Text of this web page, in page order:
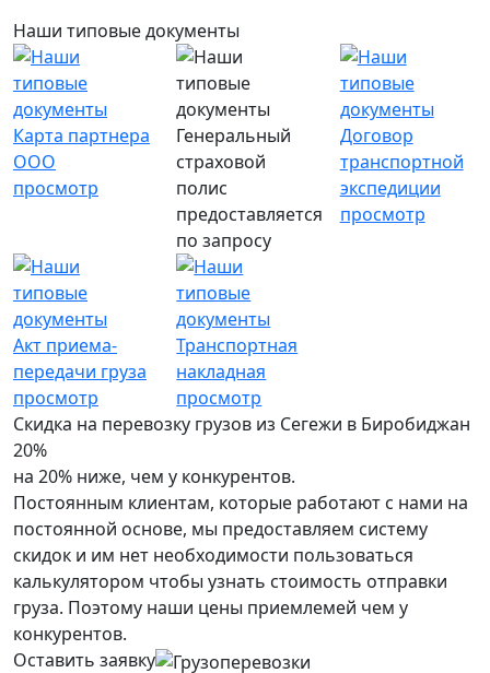
Наши типовые документы
Карта партнера
ООО
просмотр
Генеральный
страховой
полис
предоставляется
по запросу
Договор
транспортной
экспедиции
просмотр
Акт приема-
передачи груза
просмотр
Транспортная
накладная
просмотр
Скидка на перевозку грузов из Сегежи в Биробиджан
20%
на 20% ниже, чем у конкурентов.
Постоянным клиентам, которые работают с нами на
постоянной основе, мы предоставляем систему
скидок и им нет необходимости пользоваться
калькулятором чтобы узнать стоимость отправки
груза. Поэтому наши цены приемлемей чем у
конкурентов.
Оставить заявку